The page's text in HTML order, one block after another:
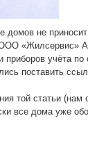
домов не
ООО «Жилсервис»
учёта
поставить
той статьи
все дома уже